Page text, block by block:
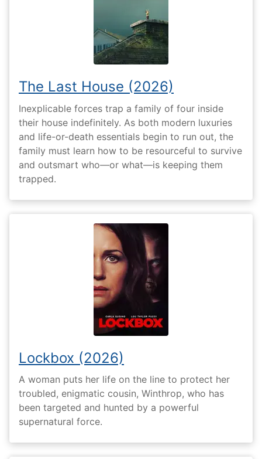
The Last House (2026)
Inexplicable forces trap a family of four inside
their house indefinitely. As both modern luxuries
and life-or-death essentials begin to run out, the
family must learn how to be resourceful to survive
and outsmart who—or what—is keeping them
trapped.
Lockbox (2026)
A woman puts her life on the line to protect her
troubled, enigmatic cousin, Winthrop, who has
been targeted and hunted by a powerful
supernatural force.